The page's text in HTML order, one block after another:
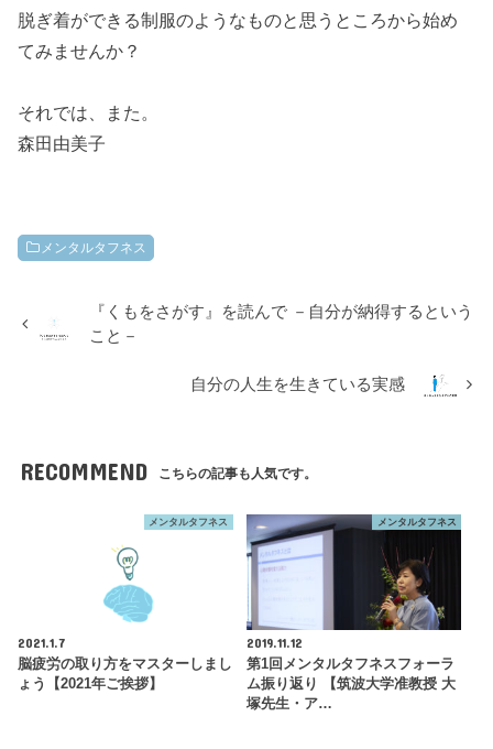
脱ぎ着ができる制服のようなものと思うところから始め
てみませんか？
それでは、また。
森田由美子
メンタルタフネス
『くもをさがす』を読んで －自分が納得するという
こと－
自分の人生を生きている実感
RECOMMEND こちらの記事も人気です。
メンタルタフネス
2021.1.7
脳疲労の取り方をマスターしまし
ょう【2021年ご挨拶】
メンタルタフネス
2019.11.12
第1回メンタルタフネスフォーラ
ム振り返り 【筑波大学准教授 大
塚先生・ア…